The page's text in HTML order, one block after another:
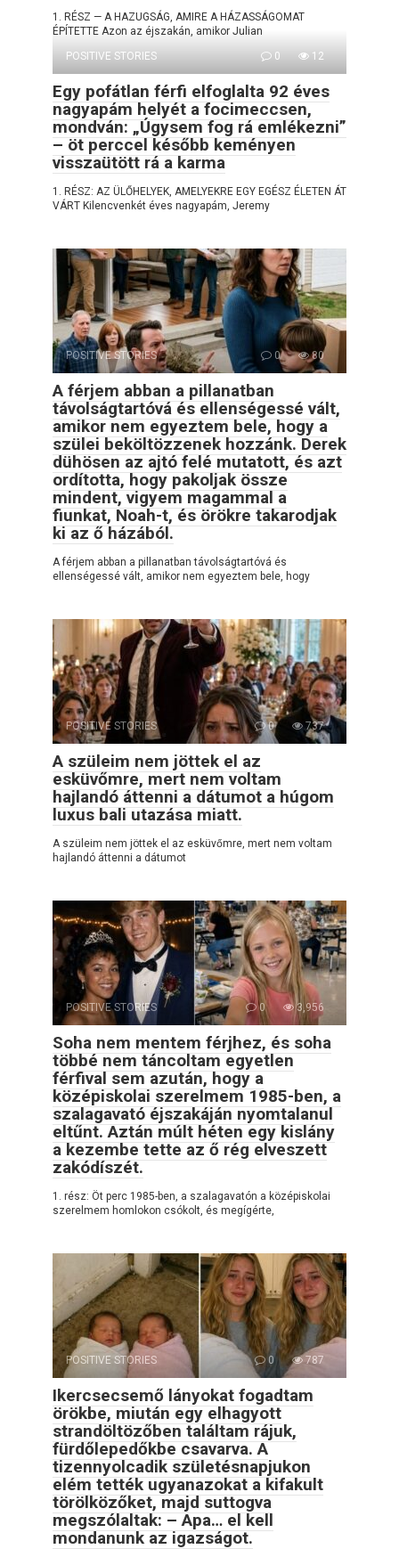
1. RÉSZ — A HAZUGSÁG, AMIRE A HÁZASSÁGOMAT
ÉPÍTETTE Azon az éjszakán, amikor Julian
POSITIVE STORIES
0 12
Egy pofátlan férfi elfoglalta 92 éves
nagyapám helyét a focimeccsen,
mondván: „Úgysem fog rá emlékezni”
– öt perccel később keményen
visszaütött rá a karma
1. RÉSZ: AZ ÜLŐHELYEK, AMELYEKRE EGY EGÉSZ ÉLETEN ÁT
VÁRT Kilencvenkét éves nagyapám, Jeremy
POSITIVE STORIES 0 80
A férjem abban a pillanatban
távolságtartóvá és ellenségessé vált,
amikor nem egyeztem bele, hogy a
szülei beköltözzenek hozzánk. Derek
dühösen az ajtó felé mutatott, és azt
ordította, hogy pakoljak össze
mindent, vigyem magammal a
fiunkat, Noah-t, és örökre takarodjak
ki az ő házából.
A férjem abban a pillanatban távolságtartóvá és
ellenségessé vált, amikor nem egyeztem bele, hogy
POSITIVE STORIES 0 737
A szüleim nem jöttek el az
esküvőmre, mert nem voltam
hajlandó áttenni a dátumot a húgom
luxus bali utazása miatt.
A szüleim nem jöttek el az esküvőmre, mert nem voltam
hajlandó áttenni a dátumot
POSITIVE STORIES 0 3,956
Soha nem mentem férjhez, és soha
többé nem táncoltam egyetlen
férfival sem azután, hogy a
középiskolai szerelmem 1985-ben, a
szalagavató éjszakáján nyomtalanul
eltűnt. Aztán múlt héten egy kislány
a kezembe tette az ő rég elveszett
zakódíszét.
1. rész: Öt perc 1985-ben, a szalagavatón a középiskolai
szerelmem homlokon csókolt, és megígérte,
POSITIVE STORIES 0 787
Ikercsecsemő lányokat fogadtam
örökbe, miután egy elhagyott
strandöltözőben találtam rájuk,
fürdőlepedőkbe csavarva. A
tizennyolcadik születésnapjukon
elém tették ugyanazokat a kifakult
törölközőket, majd suttogva
megszólaltak: – Apa… el kell
mondanunk az igazságot.